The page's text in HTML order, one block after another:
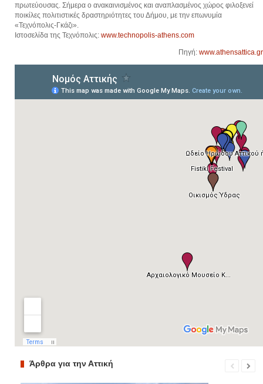
πρωτεύουσας. Σήμερα ο ανακαινισμένος και αναπλασμένος χώρος φιλοξενεί
ποικίλες πολιτιστικές δραστηριότητες του Δήμου, με την επωνυμία
«Τεχνόπολις-Γκάζι».
Ιστοσελίδα της Τεχνόπολις: www.technopolis-athens.com
Πηγή: www.athensattica.gr
Άρθρα για την Αττική